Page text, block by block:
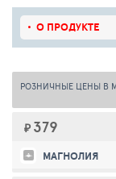
О ПРОДУКТЕ
РОЗНИЧНЫЕ ЦЕНЫ В
₽ 379
МАГНОЛИЯ